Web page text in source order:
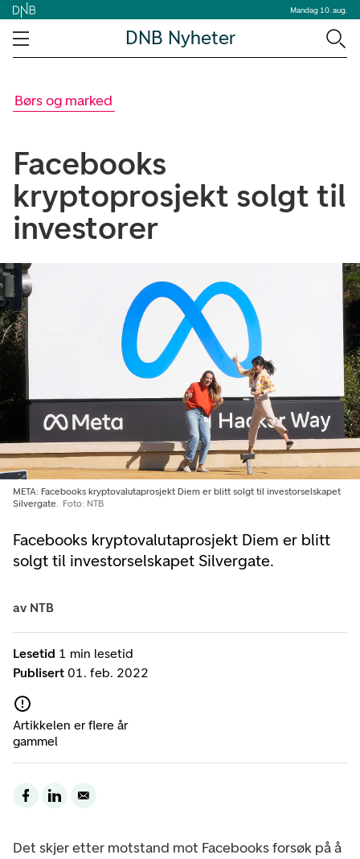
Mandag 10. aug.
DNB Nyheter
Børs og marked
Facebooks
kryptoprosjekt solgt til
investorer
Facebooks kryptovalutaprosjekt Diem er blitt
solgt til investorselskapet Silvergate.
META: Facebooks kryptovalutaprosjekt Diem er blitt solgt til investorselskapet
Silvergate.
Foto: NTB
Lesetid 1 min lesetid
Publisert 01. feb. 2022
Artikkelen er flere år
gammel
av NTB
Det skjer etter motstand mot Facebooks forsøk på å